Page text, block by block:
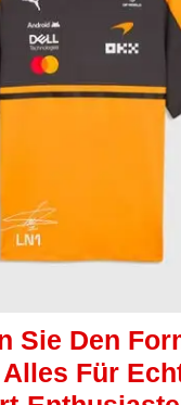
Sie Den
Für